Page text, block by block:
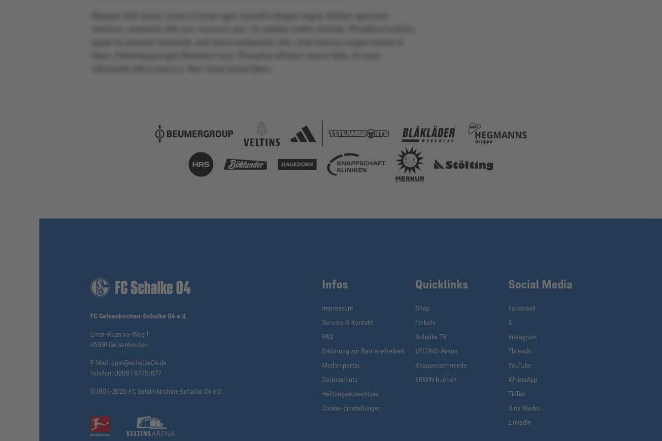
FC Gelsenkirchen-Schalke 04 e.V.
Ernst-Kuzorra-Weg 1
45891 Gelsenkirchen
E-Mail: post@schalke04.de
Telefon: 0209 | 97751877
© 1904-2026 FC Gelsenkirchen-Schalke 04 e.V.
Infos
Impressum
Service & Kontakt
FAQ
Erklärung zur Barrierefreiheit
Medienportal
Datenschutz
Haftungsausschluss
Cookie-Einstellungen
Quicklinks
Shop
Tickets
Schalke TV
VELTINS-Arena
Knappenschmiede
ERWIN buchen
Social Media
Facebook
X
Instagram
Threads
YouTube
WhatsApp
TikTok
Sina Weibo
LinkedIn